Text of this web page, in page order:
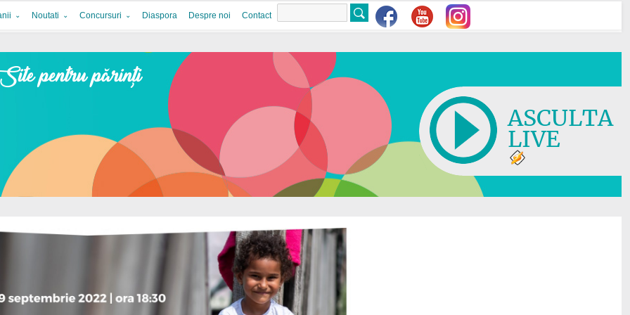
Noutati Concursuri Diaspora Despre noi Contact
ASCULTA
LIVE